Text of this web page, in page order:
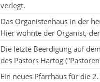
verlegt.
Das Organistenhaus in der
Hier wohnte der Organist,
Die letzte Beerdigung auf
des Pastors Hartog
Ein neues Pfarrhaus für die